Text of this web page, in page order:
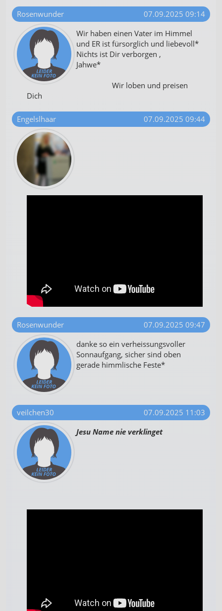
Rosenwunder
07.09.2025 09:14
Wir haben einen Vater im Himmel
und ER ist fürsorglich und liebevoll*
Nichts ist Dir verborgen ,
Jahwe*
Wir loben und preisen
Dich
Engelslhaar 07.09.2025 09:44
Rosenwunder
07.09.2025 09:47
danke so ein verheissungsvoller
Sonnaufgang, sicher sind oben
gerade himmlische Feste*
veilchen30
07.09.2025 11:03
Jesu Name nie verklinget